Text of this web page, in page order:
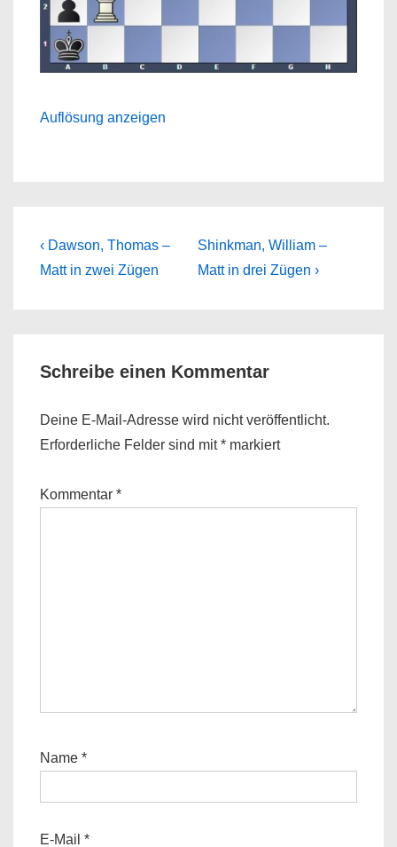
Auflösung anzeigen
Beitragsnavigation
Previous
Post
‹ Dawson, Thomas –
Matt in zwei Zügen
Next
Post
Shinkman, William –
Matt in drei Zügen ›
Schreibe einen Kommentar
Deine E-Mail-Adresse wird nicht veröffentlicht.
Erforderliche Felder sind mit* markiert
Kommentar *
Name *
E-Mail *